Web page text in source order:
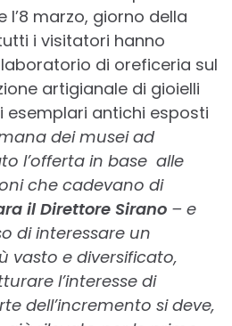
l’8 marzo, giorno della
i visitatori hanno
di oreficeria sul
artigianale di gioielli
esemplari antichi esposti
dei musei ad
l’offerta in base alle
che cadevano di
il Direttore Sirano – e
di interessare un
vasto e diversificato,
l’interesse di
dell’incremento si deve,